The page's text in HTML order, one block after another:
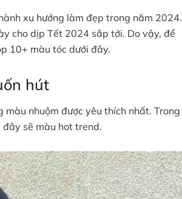
xu hướng làm đẹp trong năm 2024.
cho dịp Tết 2024 sắp tới. Do vậy, để
10+ màu tóc dưới đây.
hút
nhuộm được yêu thích nhất. Trong
sẽ màu hot trend.